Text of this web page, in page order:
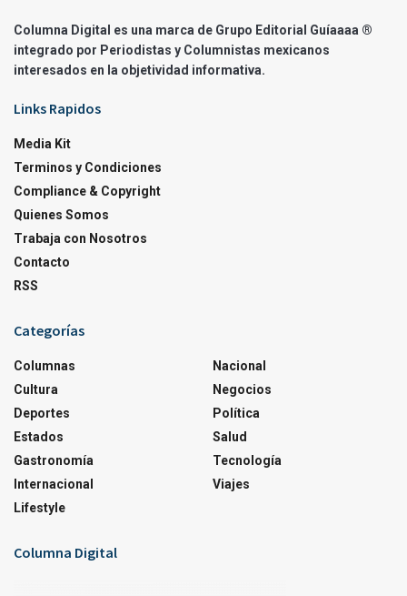
Columna Digital es una marca de Grupo Editorial Guíaaaa ®
integrado por Periodistas y Columnistas mexicanos
interesados en la objetividad informativa.
Links Rapidos
Media Kit
Terminos y Condiciones
Compliance & Copyright
Quienes Somos
Trabaja con Nosotros
Contacto
RSS
Categorías
Columnas
Cultura
Deportes
Estados
Gastronomía
Internacional
Lifestyle
Nacional
Negocios
Política
Salud
Tecnología
Viajes
Columna Digital